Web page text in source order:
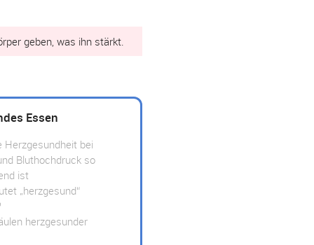
geben, was ihn stärkt.
Essen
Herzgesundheit bei
Bluthochdruck so
ist
„herzgesund“
herzgesunder